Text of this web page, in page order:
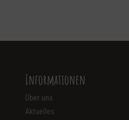
Informationen
Über uns
Aktuelles